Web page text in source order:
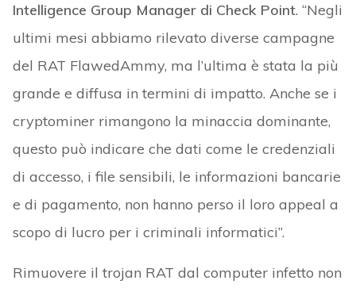
Intelligence Group Manager di Check Point. “Negli
ultimi mesi abbiamo rilevato diverse campagne
del RAT FlawedAmmy, ma l’ultima è stata la più
grande e diffusa in termini di impatto. Anche se i
cryptominer rimangono la minaccia dominante,
questo può indicare che dati come le credenziali
di accesso, i file sensibili, le informazioni bancarie
e di pagamento, non hanno perso il loro appeal a
scopo di lucro per i criminali informatici”.
Rimuovere il trojan RAT dal computer infetto non